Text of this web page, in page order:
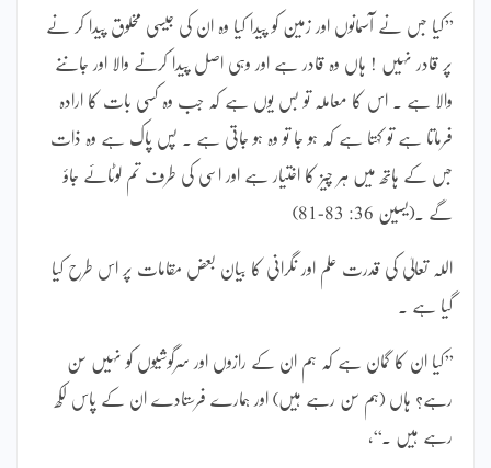
’’کیا جس نے آسمانوں اور زمین کو پیدا کیا وہ ان کی جیسی مخلوق پیدا کر نے
پر قادر نہیں ! ہاں وہ قادر ہے اور وہی اصل پیدا کرنے والا اور جاننے
والا ہے ۔ اس کا معاملہ تو بس یوں ہے کہ جب وہ کسی بات کا ارادہ
فرماتا ہے تو کہتا ہے کہ ہو جا تو وہ ہو جاتی ہے ۔ پس پاک ہے وہ ذات
جس کے ہاتھ میں ہر چیز کا اختیار ہے اور اسی کی طرف تم لوٹائے جاؤ
گے ۔(یسین 36: 83-81)
اللہ تعالیٰ کی قدرت علم اور نگرانی کا بیان بعض مقامات پر اس طرح کیا
گیا ہے ۔
’’کیا ان کا گمان ہے کہ ہم ان کے رازوں اور سرگوشیوں کو نہیں سن
رہے؟ ہاں (ہم سن رہے ہیں) اور ہمارے فرستادے ان کے پاس لکھ
رہے ہیں ۔‘‘،